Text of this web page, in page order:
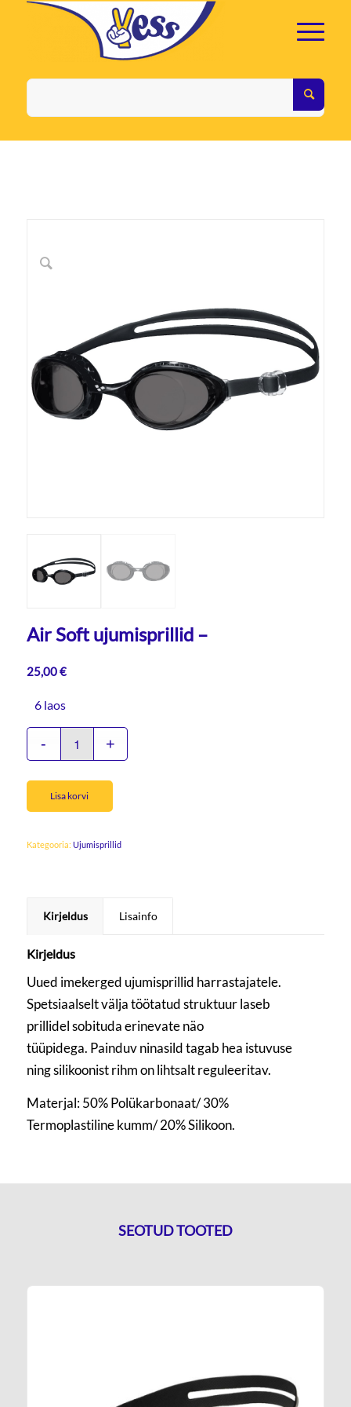
Air Soft ujumisprillid –
25,00€
6 laos
Lisa korvi
Kategooria: Ujumisprillid
Kirjeldus Lisainfo
Kirjeldus
Uued imekerged ujumisprillid harrastajatele.
Spetsiaalselt välja töötatud struktuur laseb
prillidel sobituda erinevate näo
tüüpidega. Painduv ninasild tagab hea istuvuse
ning silikoonist rihm on lihtsalt reguleeritav.
Materjal: 50% Polükarbonaat/ 30%
Termoplastiline kumm/ 20% Silikoon.
SEOTUD TOOTED